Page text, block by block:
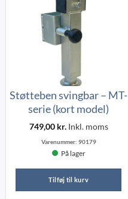
Støtteben svingbar – MT-
serie (kort model)
749,00 kr.Inkl. moms
Varenummer: 90179
På lager
Tilføj til kurv